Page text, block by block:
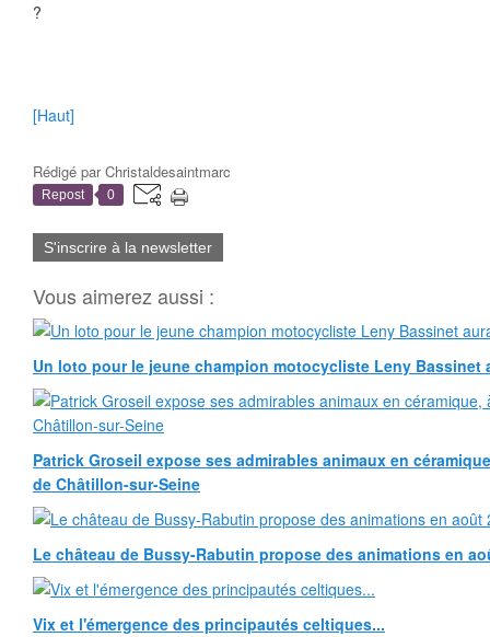
?
[Haut]
Rédigé parChristaldesaintmarc
Repost 0
S'inscrire à la newsletter
Vous aimerez aussi :
Un loto pour le jeune champion motocycliste Leny Bassinet
Patrick Groseil expose ses admirables animaux en
de Châtillon-sur-Seine
Le château de Bussy-Rabutin propose des animations en
Vix et l'émergence des principautés celtiques...